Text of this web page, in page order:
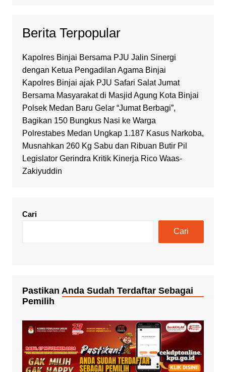
Berita Terpopular
Kapolres Binjai Bersama PJU Jalin Sinergi
dengan Ketua Pengadilan Agama Binjai
Kapolres Binjai ajak PJU Safari Salat Jumat
Bersama Masyarakat di Masjid Agung Kota Binjai
Polsek Medan Baru Gelar “Jumat Berbagi”,
Bagikan 150 Bungkus Nasi ke Warga
Polrestabes Medan Ungkap 1.187 Kasus Narkoba,
Musnahkan 260 Kg Sabu dan Ribuan Butir Pil
Legislator Gerindra Kritik Kinerja Rico Waas-
Zakiyuddin
Cari
Cari
Pastikan Anda Sudah Terdaftar Sebagai
Pemilih